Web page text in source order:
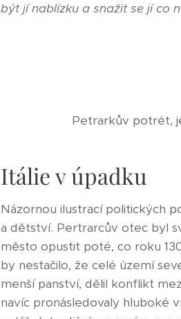
být jí nablízku a snažit se jí co
Petrarkův potrét,
Itálie v úpadku
Názornou ilustrací politických
a dětství. Pertrarcův otec byl
město opustit poté, co roku
by nestačilo, že celé území
menší panství, dělil konflikt
navíc pronásledovaly hluboké